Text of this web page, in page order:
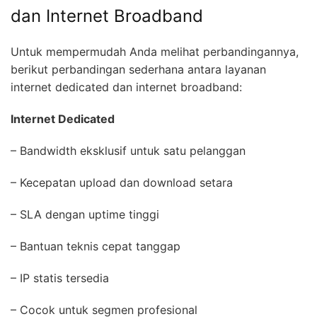
dan Internet Broadband
Untuk mempermudah Anda melihat perbandingannya,
berikut perbandingan sederhana antara layanan
internet dedicated dan internet broadband:
Internet Dedicated
– Bandwidth eksklusif untuk satu pelanggan
– Kecepatan upload dan download setara
– SLA dengan uptime tinggi
– Bantuan teknis cepat tanggap
– IP statis tersedia
– Cocok untuk segmen profesional